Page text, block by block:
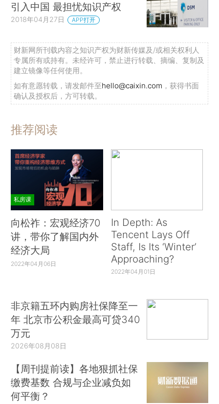
引入中国 最担忧知识产权
2018年04月27日 APP打开
财新网所刊载内容之知识产权为财新传媒及/或相关权利人
专属所有或持有。未经许可，禁止进行转载、摘编、复制及
建立镜像等任何使用。
如有意愿转载，请发邮件至hello@caixin.com ，获得书面
确认及授权后，方可转载。
推荐阅读
私房课
向松祚：宏观经济70
讲，带你了解国内外
经济大局
2022年04月06日
In Depth: As
Tencent Lays Off
Staff, Is Its ‘Winter’
Approaching?
2022年04月01日
非京籍五环内购房社保降至一
年 北京市公积金最高可贷340
万元
2026年08月08日
【周刊提前读】各地狠抓社保
缴费基数 合规与企业减负如
何平衡？